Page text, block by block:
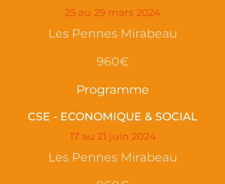
25 au 29 mars 2024
Les Pennes Mirabeau
960€
Programme
CSE - ECONOMIQUE & SOCIAL
17 au 21 juin 2024
Les Pennes Mirabeau